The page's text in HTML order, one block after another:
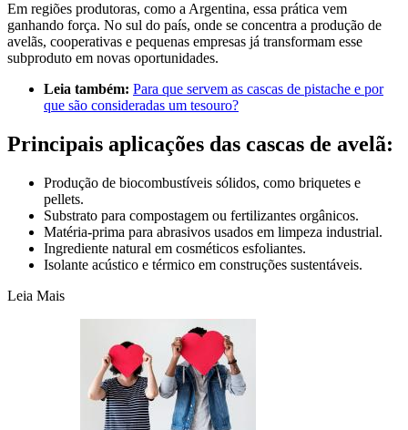
Em regiões produtoras, como a Argentina, essa prática vem
ganhando força. No sul do país, onde se concentra a produção de
avelãs, cooperativas e pequenas empresas já transformam esse
subproduto em novas oportunidades.
Leia também: Para que servem as cascas de pistache e por
que são consideradas um tesouro?
Principais aplicações das cascas de avelã:
Produção de biocombustíveis sólidos, como briquetes e
pellets.
Substrato para compostagem ou fertilizantes orgânicos.
Matéria-prima para abrasivos usados em limpeza industrial.
Ingrediente natural em cosméticos esfoliantes.
Isolante acústico e térmico em construções sustentáveis.
Leia Mais